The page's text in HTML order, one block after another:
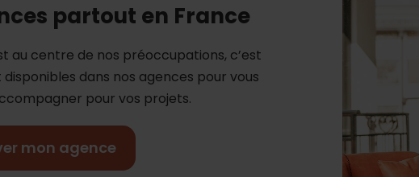
partout en France
au centre de nos préoccupations, c’est
dans nos agences pour vous
pour vos projets.
mon agence